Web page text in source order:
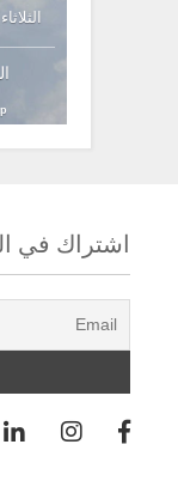
الثلاثاء
اشتراك في